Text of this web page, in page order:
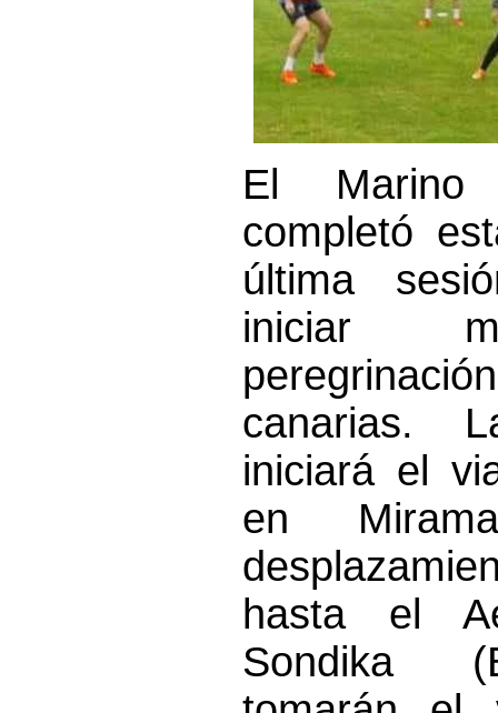
El Marino
completó
última
iniciar
canarias.
iniciará el
en
hasta el
Sondika